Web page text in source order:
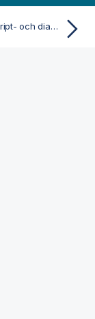
NormDist - skript- och diagramfunktion